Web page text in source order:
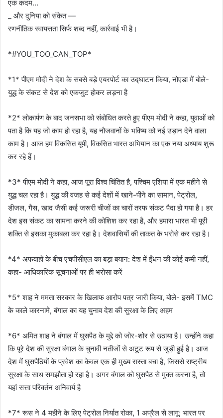
एक कदम…
_ और दुनिया को संकेत —
रणनीतिक स्वायत्तता सिर्फ शब्द नहीं, कार्रवाई भी है।
*#YOU_TOO_CAN_TOP*
*1* पीएम मोदी ने देश के सबसे बड़े एयरपोर्ट का उद्घाटन किया, नोएडा में बोले-
युद्ध के संकट से देश को एकजुट होकर लड़ना है
*2* लोकार्पण के बाद जनसभा को संबोधित करते हुए पीएम मोदी ने कहा, युवाओं को
पता है कि यह जो काम हो रहा है, यह नौजवानों के भविष्य को नई उड़ान देने वाला
काम है। आज हम विकसित यूपी, विकसित भारत अभियान का एक नया अध्याय शुरू
कर रहे हैं।
*3* पीएम मोदी ने कहा, आज पूरा विश्व चिंतित है, पश्चिम एशिया में एक महीने से
युद्ध चल रहा है। युद्ध की वजह से कई देशों में खाने-पीने का सामान, पेट्रोल,
डीजल, गैस, खाद जैसी कई जरूरी चीजों का चारों तरफ संकट पैदा हो गया है। हर
देश इस संकट का सामना करने की कोशिश कर रहा है, और हमारा भारत भी पूरी
शक्ति से इसका मुकाबला कर रहा है। देशवासियों की ताकत के भरोसे कर रहा है।
*4* अफवाहों के बीच एचपीसीएल का बड़ा बयान: देश में ईंधन की कोई कमी नहीं,
कहा- आधिकारिक सूचनाओं पर ही भरोसा करें
*5* शाह ने ममता सरकार के खिलाफ आरोप पत्र जारी किया, बोले- इसमें TMC
के काले कारनामे, बंगाल का यह चुनाव देश की सुरक्षा के लिए अहम
*6* अमित शाह ने बंगाल में घुसपैठ के मुद्दे को जोर-शोर से उठाया है। उन्होंने कहा
कि पूरे देश की सुरक्षा बंगाल के चुनावी नतीजों से अटूट रूप से जुड़ी हुई है। आज
देश में घुसपैठियों के प्रवेश का केवल एक ही मुख्य रास्ता बचा है, जिससे राष्ट्रीय
सुरक्षा के साथ समझौता हो रहा है। अगर बंगाल को घुसपैठ से मुक्त करना है, तो
यहां सत्ता परिवर्तन अनिवार्य है
*7* रूस ने 4 महीने के लिए पेट्रोल निर्यात रोका, 1 अप्रैल से लागू; भारत पर